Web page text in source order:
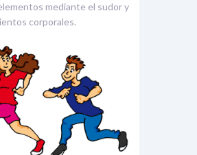
mediante el sudor y
corporales.